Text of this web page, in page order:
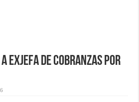
a Exjefa de Cobranzas por